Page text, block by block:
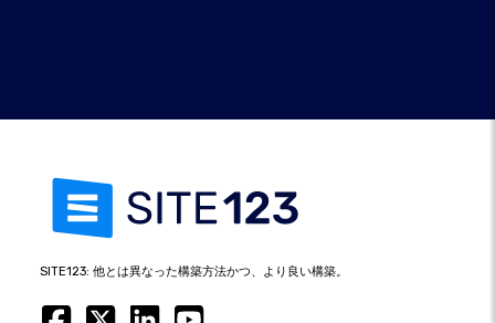
SITE123: 他とは異なった構築方法かつ、より良い構築。